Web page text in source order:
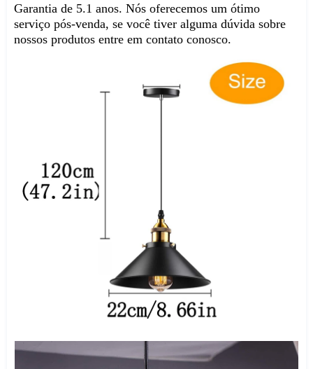
Garantia de 5.1 anos. Nós oferecemos um ótimo
serviço pós-venda, se você tiver alguma dúvida sobre
nossos produtos entre em contato conosco.